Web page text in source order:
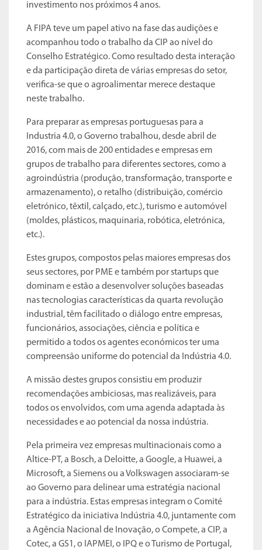
investimento nos próximos 4 anos.
A FIPA teve um papel ativo na fase das audições e
acompanhou todo o trabalho da CIP ao nível do
Conselho Estratégico. Como resultado desta interação
e da participação direta de várias empresas do setor,
verifica-se que o agroalimentar merece destaque
neste trabalho.
Para preparar as empresas portuguesas para a
Industria 4.0, o Governo trabalhou, desde abril de
2016, com mais de 200 entidades e empresas em
grupos de trabalho para diferentes sectores, como a
agroindústria (produção, transformação, transporte e
armazenamento), o retalho (distribuição, comércio
eletrónico, têxtil, calçado, etc.), turismo e automóvel
(moldes, plásticos, maquinaria, robótica, eletrónica,
etc.).
Estes grupos, compostos pelas maiores empresas dos
seus sectores, por PME e também por startups que
dominam e estão a desenvolver soluções baseadas
nas tecnologias características da quarta revolução
industrial, têm facilitado o diálogo entre empresas,
funcionários, associações, ciência e política e
permitido a todos os agentes económicos ter uma
compreensão uniforme do potencial da Indústria 4.0.
A missão destes grupos consistiu em produzir
recomendações ambiciosas, mas realizáveis, para
todos os envolvidos, com uma agenda adaptada às
necessidades e ao potencial da nossa indústria.
Pela primeira vez empresas multinacionais como a
Altice-PT, a Bosch, a Deloitte, a Google, a Huawei, a
Microsoft, a Siemens ou a Volkswagen associaram-se
ao Governo para delinear uma estratégia nacional
para a indústria. Estas empresas integram o Comité
Estratégico da iniciativa Indústria 4.0, juntamente com
a Agência Nacional de Inovação, o Compete, a CIP, a
Cotec, a GS1, o IAPMEI, o IPQ e o Turismo de Portugal,